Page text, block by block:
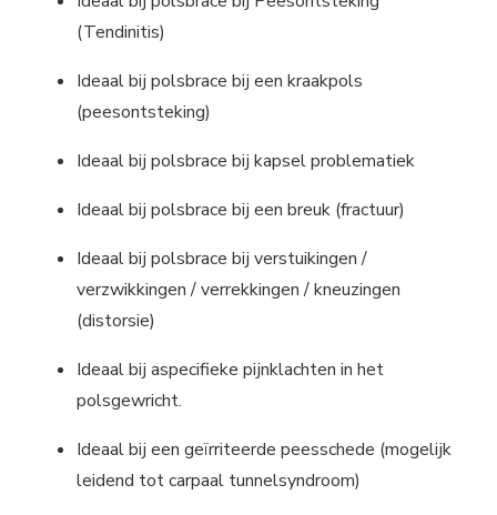
(Tendinitis)
Ideaal bij polsbrace bij een kraakpols
(peesontsteking)
Ideaal bij polsbrace bij kapsel problematiek
Ideaal bij polsbrace bij een breuk (fractuur)
Ideaal bij polsbrace bij verstuikingen /
verzwikkingen / verrekkingen / kneuzingen
(distorsie)
Ideaal bij aspecifieke pijnklachten in het
polsgewricht.
Ideaal bij een geïrriteerde peesschede (mogelijk
leidend tot carpaal tunnelsyndroom)